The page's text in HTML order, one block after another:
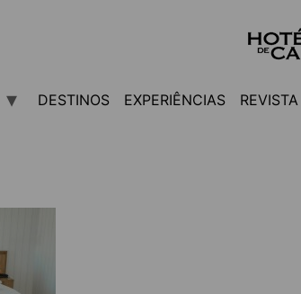
DESTINOS EXPERIÊNCIAS REVISTA